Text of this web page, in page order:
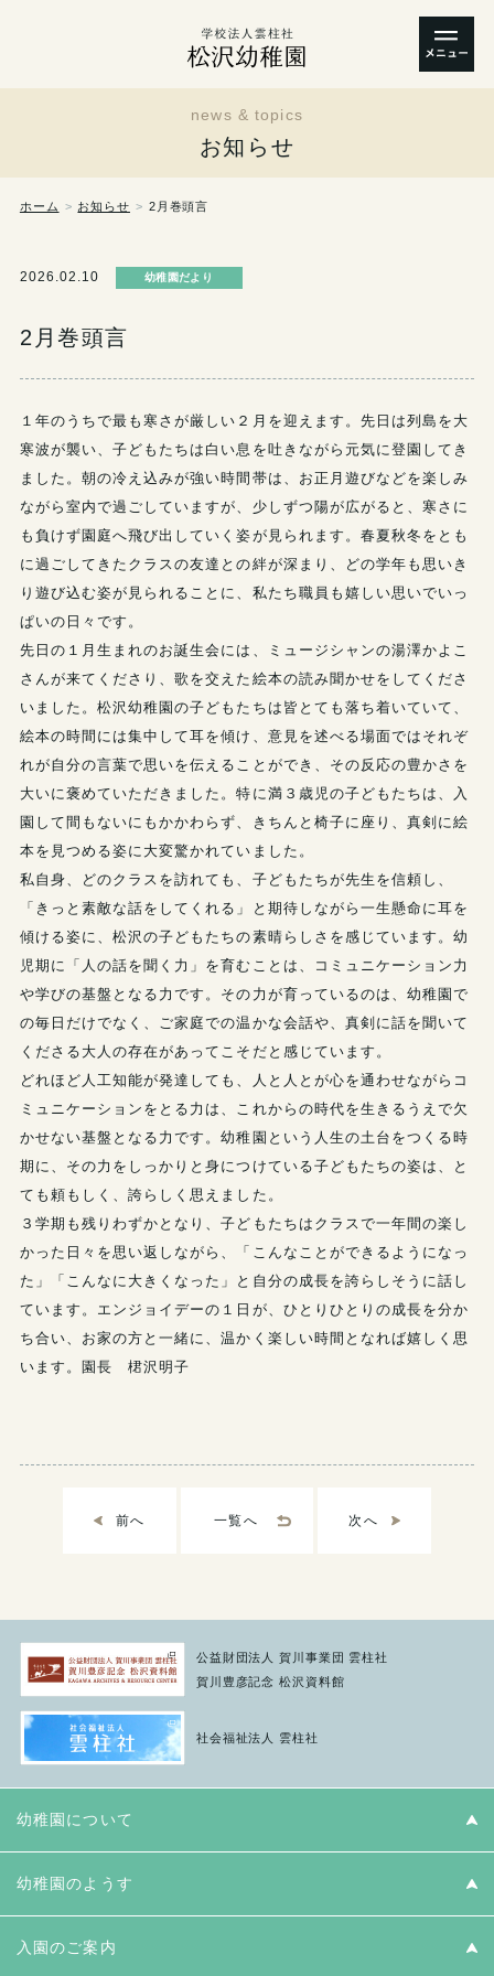
news & topics
お知らせ
ホーム お知らせ 2月巻頭言
2026.02.10 幼稚園だより
2月巻頭言
１年のうちで最も寒さが厳しい２月を迎えます。先日は列島を大
寒波が襲い、子どもたちは白い息を吐きながら元気に登園してき
ました。朝の冷え込みが強い時間帯は、お正月遊びなどを楽しみ
ながら室内で過ごしていますが、少しずつ陽が広がると、寒さに
も負けず園庭へ飛び出していく姿が見られます。春夏秋冬をとも
に過ごしてきたクラスの友達との絆が深まり、どの学年も思いき
り遊び込む姿が見られることに、私たち職員も嬉しい思いでいっ
ぱいの日々です。
先日の１月生まれのお誕生会には、ミュージシャンの湯澤かよこ
さんが来てくださり、歌を交えた絵本の読み聞かせをしてくださ
いました。松沢幼稚園の子どもたちは皆とても落ち着いていて、
絵本の時間には集中して耳を傾け、意見を述べる場面ではそれぞ
れが自分の言葉で思いを伝えることができ、その反応の豊かさを
大いに褒めていただきました。特に満３歳児の子どもたちは、入
園して間もないにもかかわらず、きちんと椅子に座り、真剣に絵
本を見つめる姿に大変驚かれていました。
私自身、どのクラスを訪れても、子どもたちが先生を信頼し、
「きっと素敵な話をしてくれる」と期待しながら一生懸命に耳を
傾ける姿に、松沢の子どもたちの素晴らしさを感じています。幼
児期に「人の話を聞く力」を育むことは、コミュニケーション力
や学びの基盤となる力です。その力が育っているのは、幼稚園で
の毎日だけでなく、ご家庭での温かな会話や、真剣に話を聞いて
くださる大人の存在があってこそだと感じています。
どれほど人工知能が発達しても、人と人とが心を通わせながらコ
ミュニケーションをとる力は、これからの時代を生きるうえで欠
かせない基盤となる力です。幼稚園という人生の土台をつくる時
期に、その力をしっかりと身につけている子どもたちの姿は、と
ても頼もしく、誇らしく思えました。
３学期も残りわずかとなり、子どもたちはクラスで一年間の楽し
かった日々を思い返しながら、「こんなことができるようになっ
た」「こんなに大きくなった」と自分の成長を誇らしそうに話し
ています。エンジョイデーの１日が、ひとりひとりの成長を分か
ち合い、お家の方と一緒に、温かく楽しい時間となれば嬉しく思
います。園長 桾沢明子
前へ 一覧へ 次へ
公益財団法人 賀川事業団 雲柱社
賀川豊彦記念 松沢資料館
社会福祉法人 雲柱社
幼稚園について
教育方針と園長あいさつ
幼稚園概要
幼稚園のようす
幼稚園の1日
入園のご案内